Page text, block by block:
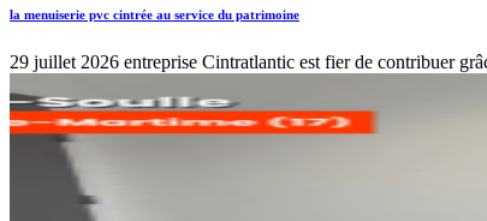
la menuiserie pvc cintrée au service du patrimoine
29 juillet 2026 entreprise Cintratlantic est fier de contribuer